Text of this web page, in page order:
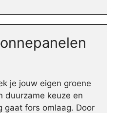
je jouw eigen groene
duurzame keuze en
gaat fors omlaag. Door